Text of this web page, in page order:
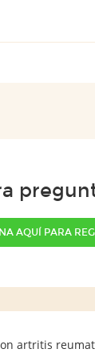
AQUÍ PARA
artritis